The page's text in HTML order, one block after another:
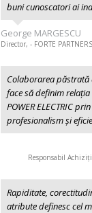
buni cunoscatori ai
George MARGESCU
Director, - FORTE PARTNERS
Colaborarea păstrată
face să definim
POWER ELECTRIC
profesionalism şi
Responsabil
Rapiditate,
atribute definesc cel